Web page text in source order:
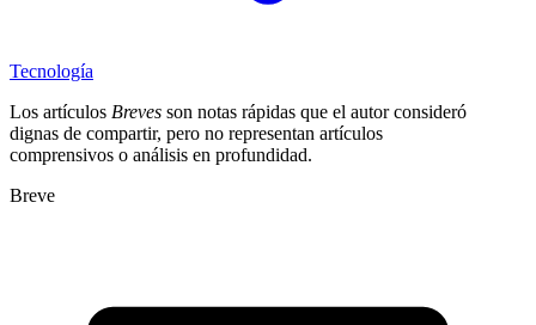
Tecnología
Los artículos Breves son notas rápidas que el autor consideró
dignas de compartir, pero no representan artículos
comprensivos o análisis en profundidad.
Breve